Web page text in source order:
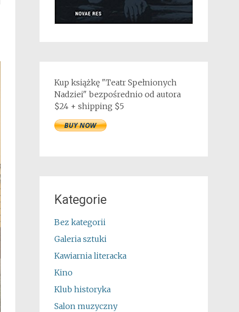
Kup książkę "Teatr Spełnionych
Nadziei" bezpośrednio od autora
$24 + shipping $5
Kategorie
Bez kategorii
Galeria sztuki
Kawiarnia literacka
Kino
Klub historyka
Salon muzyczny